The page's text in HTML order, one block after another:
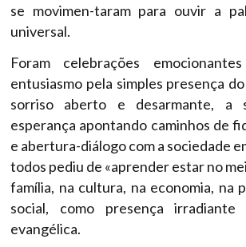
se movimen-taram para ouvir a
universal.
Foram celebrações
entusiasmo pela simples presença
sorriso aberto e desarmante, a
esperança apontando caminhos de
e abertura-diálogo com a sociedade
todos pediu de «aprender estar no
família, na cultura, na economia, na
social, como presença irradiante
evangélica.